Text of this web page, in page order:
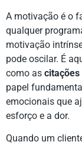
A motivação é o
qualquer
motivação
pode oscilar. É
como as citações
papel
emocionais que
esforço e a dor.
Quando um